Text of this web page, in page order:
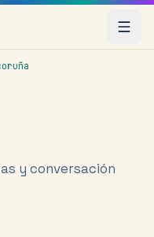
y conversación